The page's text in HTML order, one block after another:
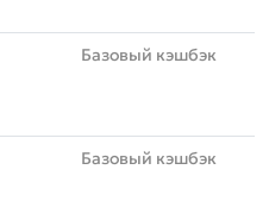
Базовый кэшбэк
Базовый кэшбэк